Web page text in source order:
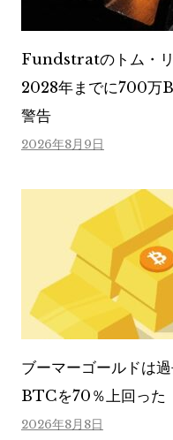
Fundstratのトム・リ
2028年までに700万
警告
2026年8月9日
ブーマーゴールドは
BTCを70％上回った
2026年8月8日